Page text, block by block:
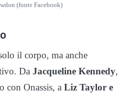
(fonte Facebook)
il corpo, ma anche
Da Jacqueline Kennedy,
con Onassis, a Liz Taylor e